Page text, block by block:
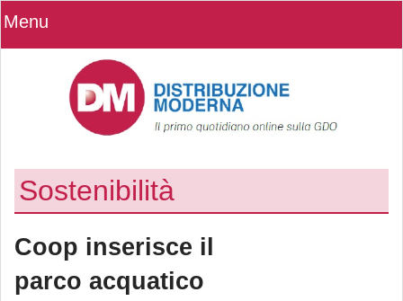
Menu
Sostenibilità
Coop inserisce il
parco acquatico